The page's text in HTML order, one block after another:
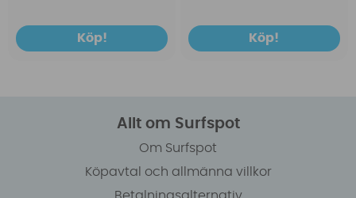
Köp! Köp!
Allt om Surfspot
Om Surfspot
Köpavtal och allmänna villkor